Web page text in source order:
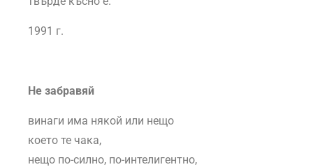
1991 г.
Не забравяй
винаги има някой или нещо
което те чака,
нещо по-силно, по-интелигентно,